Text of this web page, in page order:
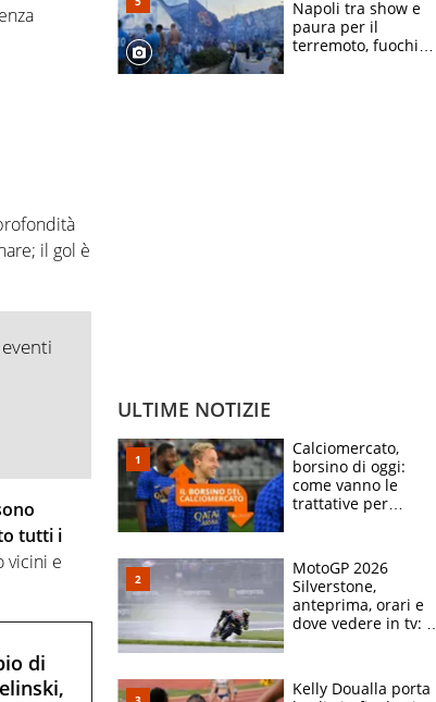
il gol è
tutti i
vicini e
di
Napoli tra show e
paura per il
terremoto, fuochi
ULTIME NOTIZIE
Calciomercato,
borsino di oggi:
come vanno le
trattative per
e Nusa
MotoGP 2026
Silverstone,
anteprima, orari e
dove vedere in tv: il
apertissimo
Kelly Doualla porta